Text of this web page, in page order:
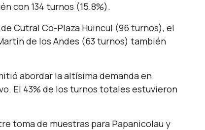
con 134 turnos (15.8%).
Cutral Co-Plaza Huincul (96 turnos), el
de los Andes (63 turnos) también
abordar la altísima demanda en
El 43% de los turnos totales estuvieron
toma de muestras para Papanicolau y